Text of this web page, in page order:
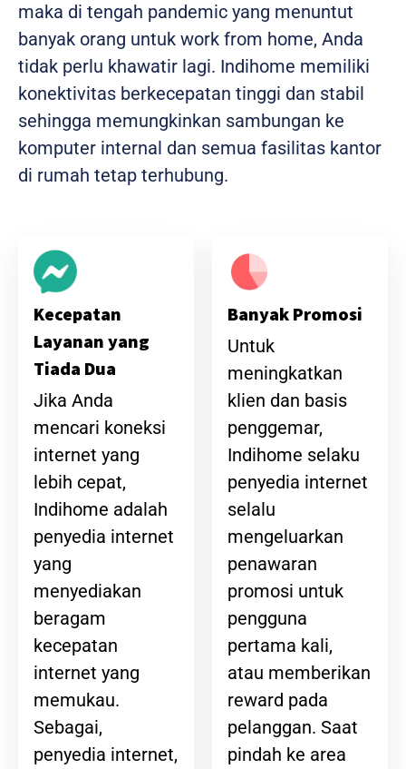
maka di tengah pandemic yang menuntut
banyak orang untuk work from home, Anda
tidak perlu khawatir lagi. Indihome memiliki
konektivitas berkecepatan tinggi dan stabil
sehingga memungkinkan sambungan ke
komputer internal dan semua fasilitas kantor
di rumah tetap terhubung.
Kecepatan
Layanan yang
Tiada Dua
Jika Anda
mencari koneksi
internet yang
lebih cepat,
Indihome adalah
penyedia internet
yang
menyediakan
beragam
kecepatan
internet yang
memukau.
Sebagai,
penyedia internet,
Banyak Promosi
Untuk
meningkatkan
klien dan basis
penggemar,
Indihome selaku
penyedia internet
selalu
mengeluarkan
penawaran
promosi untuk
pengguna
pertama kali,
atau memberikan
reward pada
pelanggan. Saat
pindah ke area